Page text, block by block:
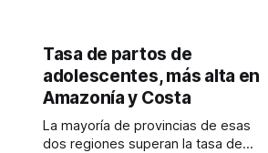
Tasa de partos de
adolescentes, más alta en
Amazonía y Costa
La mayoría de provincias de esas
dos regiones superan la tasa de